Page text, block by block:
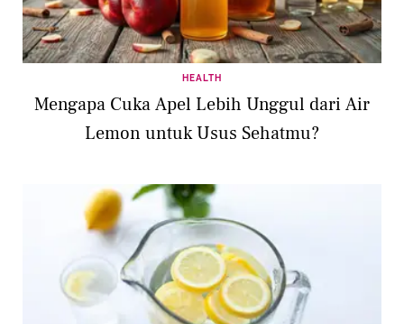
HEALTH
Mengapa Cuka Apel Lebih Unggul dari Air
Lemon untuk Usus Sehatmu?